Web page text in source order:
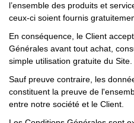
l’ensemble des produits et
ceux-ci soient fournis
En conséquence, le Client
Générales avant tout achat,
simple utilisation gratuite du Site.
Sauf preuve contraire, les
constituent la preuve de
entre notre société et le Client.